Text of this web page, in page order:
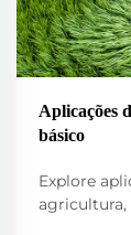
Aplicações
básico
Explore